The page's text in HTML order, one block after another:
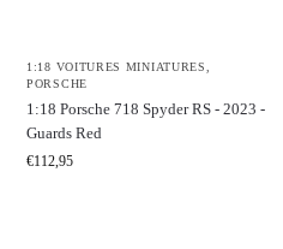
1:18 VOITURES MINIATURES
PORSCHE
1:18 Porsche 718 Spyder RS - 2023 -
Guards Red
€112,95